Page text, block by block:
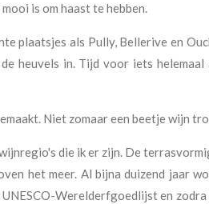
is om haast te hebben.
plaatsjes als Pully, Bellerive en
heuvels in. Tijd voor iets helemaal
Niet zomaar een beetje wijn
die ik er zijn. De
het meer. Al bijna duizend jaar
Werelderfgoedlijst en